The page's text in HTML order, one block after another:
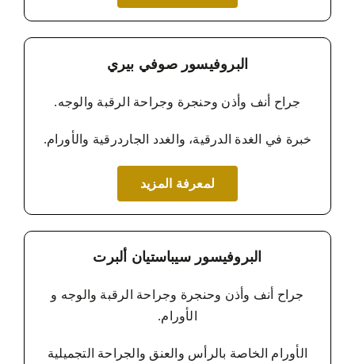
البروفيسور صوفي بيري
جراح أنف وأذن وحنجرة وجراحة الرقبة والوجه.
خبرة في الغدة الدرقية، والغدد الجاردرقية والأورام.
لمعرفة المزيد
البروفيسور سيباستيان ألبرت
جراح أنف وأذن وحنجرة وجراحة الرقبة والوجه و
الأورام.
الأورام الخاصة بالرأس والعنق والجراحة التجميلية